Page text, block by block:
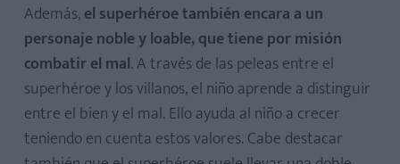
Además,el superhéroe también encara a un
personaje noble y loable, que tiene por misión
combatir el mal. A través de las peleas entre el
superhéroe y los villanos, el niño aprende a distinguir
entre el bien y el mal. Ello ayuda al niño a crecer
teniendo en cuenta estos valores. Cabe destacar